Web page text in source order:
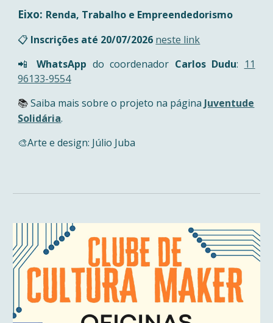
Eixo: Renda, Trabalho e Empreendedorismo
📋 Inscrições até 20/07/2026 neste link
📲WhatsApp do coordenador Carlos Dudu: 11
96133-9554
📚Saiba mais sobre o projeto na página Juventude
Solidária.
🎨Arte e design: Júlio Juba